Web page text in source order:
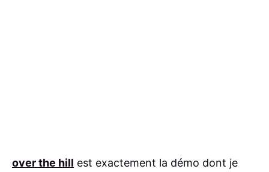
over the hill est exactement la démo dont je